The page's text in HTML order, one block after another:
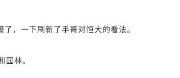
，一下刷新了手哥对恒大的看法。
林。